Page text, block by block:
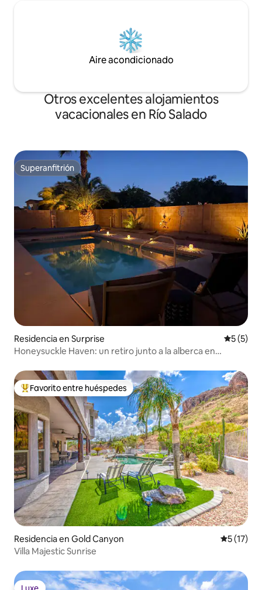
Aire acondicionado
Otros excelentes alojamientos
vacacionales en Río Salado
Superanfitrión
Superanfitrión
Residencia en Surprise
5 (5)
Honeysuckle Haven: un retiro junto a la alberca en
De los mejores en Favorito entre huéspedes
Favorito entre huéspedes
Residencia en Gold Canyon
5 (17)
Villa Majestic Sunrise